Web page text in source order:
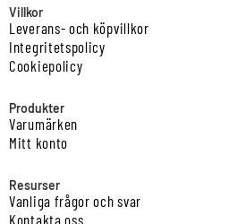
Villkor
Leverans- och köpvillkor
Integritetspolicy
Cookiepolicy
Produkter
Varumärken
Mitt konto
Resurser
Vanliga frågor och svar
Kontakta oss